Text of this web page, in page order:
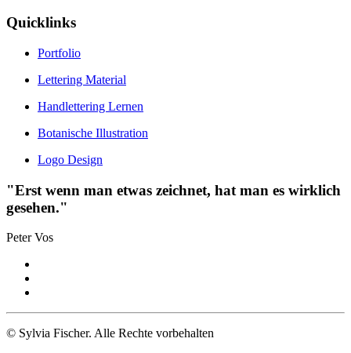
Quicklinks
Portfolio
Lettering Material
Handlettering Lernen
Botanische Illustration
Logo Design
"Erst wenn man etwas zeichnet, hat man es wirklich
gesehen."
Peter Vos
© Sylvia Fischer. Alle Rechte vorbehalten